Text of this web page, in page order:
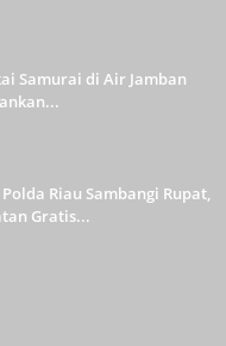
Samurai di Air Jamban
Riau Sambangi Rupat,
Gratis...